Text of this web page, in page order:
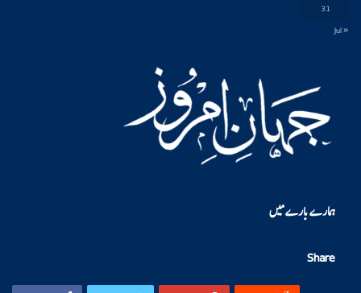
31
« Jul
ہمارے بارے میں
Share